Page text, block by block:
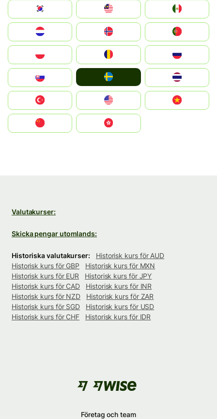
South Korea
United States
中國香港特別行政區
Valutakurser:
Skicka pengar utomlands:
Historiska valutakurser:
Historisk kurs för AUD
Historisk kurs för GBP
Historisk kurs för MXN
Historisk kurs för EUR
Historisk kurs för JPY
Historisk kurs för CAD
Historisk kurs för INR
Historisk kurs för NZD
Historisk kurs för ZAR
Historisk kurs för SGD
Historisk kurs för USD
Historisk kurs för CHF
Historisk kurs för IDR
Företag och team